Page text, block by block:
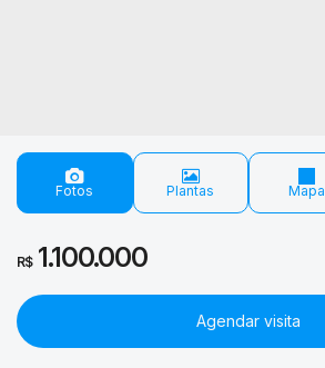
Fotos Plantas Mapa
R$1.100.000
Agendar visita